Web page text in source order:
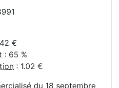
€
: 65 %
: 1.02 €
du 18 septembre